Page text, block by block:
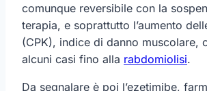
comunque reversibile con la
terapia, e soprattutto l’aumento
(CPK), indice di danno muscolare,
alcuni casi fino alla rabdomiolisi.
Da segnalare è poi l’ezetimibe,